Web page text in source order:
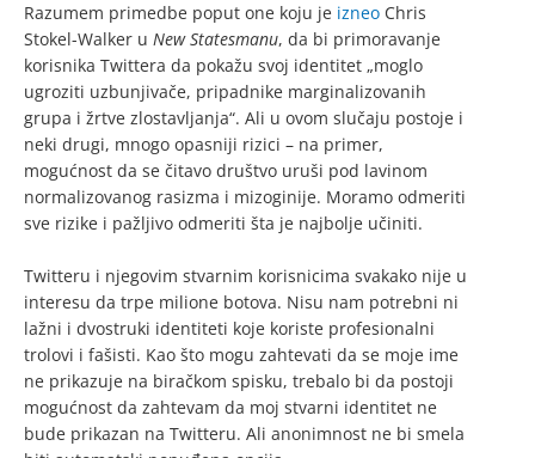
Razumem primedbe poput one koju je izneo Chris
Stokel-Walker u New Statesmanu, da bi primoravanje
korisnika Twittera da pokažu svoj identitet „moglo
ugroziti uzbunjivače, pripadnike marginalizovanih
grupa i žrtve zlostavljanja“. Ali u ovom slučaju postoje i
neki drugi, mnogo opasniji rizici – na primer,
mogućnost da se čitavo društvo uruši pod lavinom
normalizovanog rasizma i mizoginije. Moramo odmeriti
sve rizike i pažljivo odmeriti šta je najbolje učiniti.
Twitteru i njegovim stvarnim korisnicima svakako nije u
interesu da trpe milione botova. Nisu nam potrebni ni
lažni i dvostruki identiteti koje koriste profesionalni
trolovi i fašisti. Kao što mogu zahtevati da se moje ime
ne prikazuje na biračkom spisku, trebalo bi da postoji
mogućnost da zahtevam da moj stvarni identitet ne
bude prikazan na Twitteru. Ali anonimnost ne bi smela